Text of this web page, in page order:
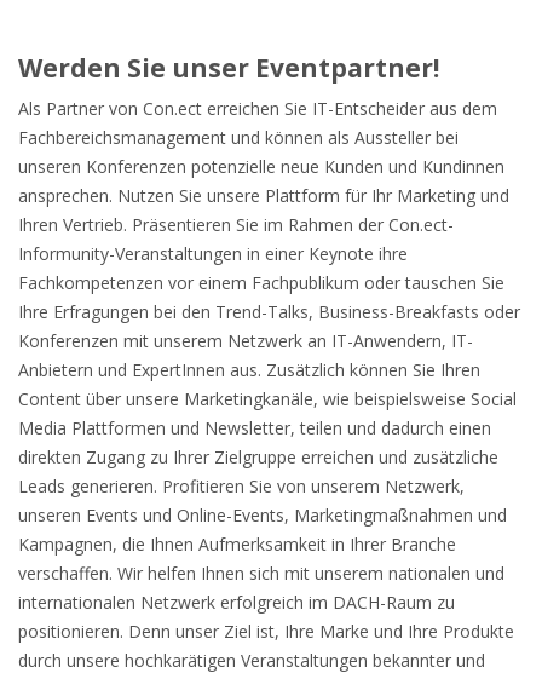
Werden Sie unser Eventpartner!
Als Partner von Con.ect erreichen Sie IT-Entscheider aus dem
Fachbereichsmanagement und können als Aussteller bei
unseren Konferenzen potenzielle neue Kunden und Kundinnen
ansprechen. Nutzen Sie unsere Plattform für Ihr Marketing und
Ihren Vertrieb. Präsentieren Sie im Rahmen der Con.ect-
Informunity-Veranstaltungen in einer Keynote ihre
Fachkompetenzen vor einem Fachpublikum oder tauschen Sie
Ihre Erfragungen bei den Trend-Talks, Business-Breakfasts oder
Konferenzen mit unserem Netzwerk an IT-Anwendern, IT-
Anbietern und ExpertInnen aus. Zusätzlich können Sie Ihren
Content über unsere Marketingkanäle, wie beispielsweise Social
Media Plattformen und Newsletter, teilen und dadurch einen
direkten Zugang zu Ihrer Zielgruppe erreichen und zusätzliche
Leads generieren. Profitieren Sie von unserem Netzwerk,
unseren Events und Online-Events, Marketingmaßnahmen und
Kampagnen, die Ihnen Aufmerksamkeit in Ihrer Branche
verschaffen. Wir helfen Ihnen sich mit unserem nationalen und
internationalen Netzwerk erfolgreich im DACH-Raum zu
positionieren. Denn unser Ziel ist, Ihre Marke und Ihre Produkte
durch unsere hochkarätigen Veranstaltungen bekannter und